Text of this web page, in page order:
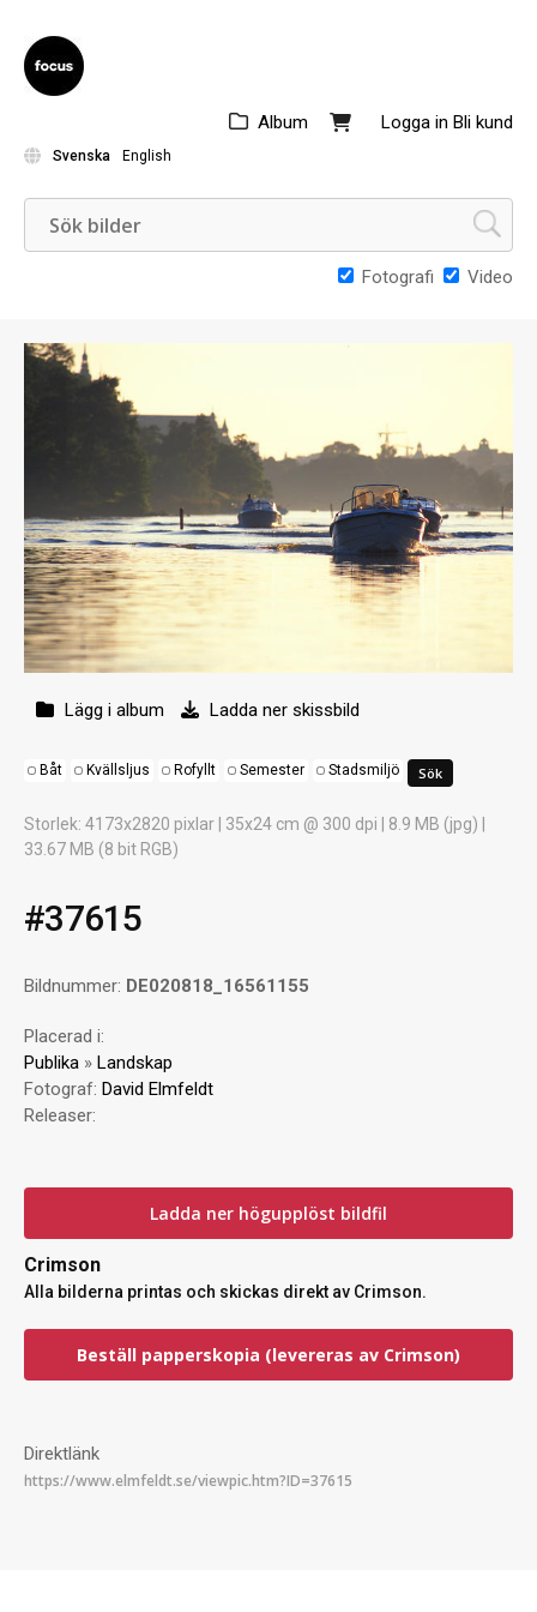
Logga in Bli kund
Album
Svenska English
Fotografi Video
Lägg i album Ladda ner skissbild
Båt Kvällsljus Rofyllt Semester Stadsmiljö
Storlek: 4173x2820 pixlar | 35x24 cm @ 300 dpi | 8.9 MB (jpg) |
33.67 MB (8 bit RGB)
#37615
Bildnummer: DE020818_16561155
Placerad i:
Publika » Landskap
Fotograf: David Elmfeldt
Releaser:
Ladda ner högupplöst bildfil
Crimson
Alla bilderna printas och skickas direkt av Crimson.
Beställ papperskopia (levereras av Crimson)
Direktlänk